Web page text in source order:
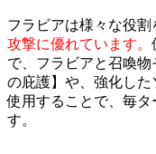
フラビアは様々な役割
攻撃に優れています。
で、フラビアと召喚
の庇護】や、強化し
使用することで、毎タ
す。